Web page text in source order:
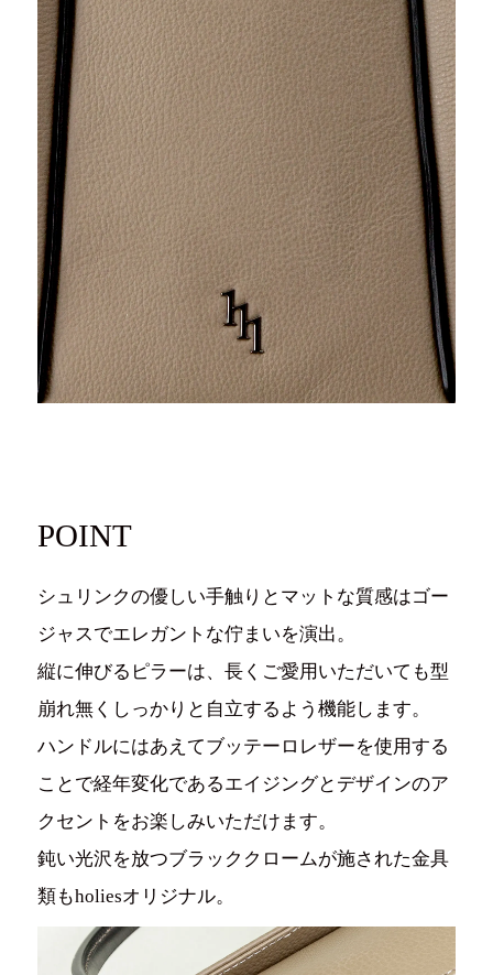
ログイン / 新規登録
買い物かご
検索
お問い合わせ
POINT
シュリンクの優しい手触りとマットな質感はゴー
ジャスでエレガントな佇まいを演出。
縦に伸びるピラーは、長くご愛用いただいても型
崩れ無くしっかりと自立するよう機能します。
ハンドルにはあえてブッテーロレザーを使用する
ことで経年変化であるエイジングとデザインのア
クセントをお楽しみいただけます。
鈍い光沢を放つブラッククロームが施された金具
類もholiesオリジナル。